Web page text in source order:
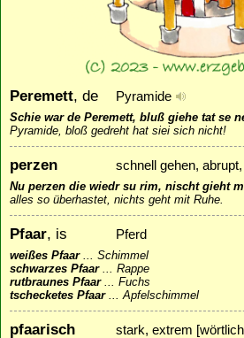
Peremett, de Pyramide
Schie war de Peremett, bluß giehe tat se
Pyramide, bloß gedreht hat siei sich nicht!
perzen schnell gehen,
Nu perzen die wiedr su rim, nischt gieht
alles so überhastet, nichts geht mit Ruhe.
Pfaar, is Pferd
weißes Pfaar... Schimmel
schwarzes Pfaar... Rappe
rutbraunes Pfaar... Fuchs
tschecketes Pfaar... Apfelschimmel
pfaarisch
stark, extrem